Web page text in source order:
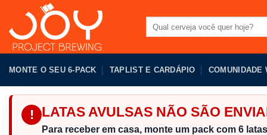
conteúdo
por:
MONTE O SEU 6-PACK TAPLIST E CARDÁPIO COMUNIDADE
! LATAS AVULSAS NÃO SÃO
Para receber em casa, monte um pack com 6